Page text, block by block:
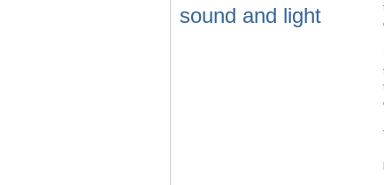
sound and light